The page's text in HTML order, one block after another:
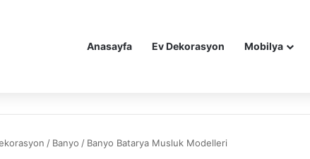
Anasayfa Ev Dekorasyon Mobilya
/ Banyo / Banyo Batarya Musluk Modelleri